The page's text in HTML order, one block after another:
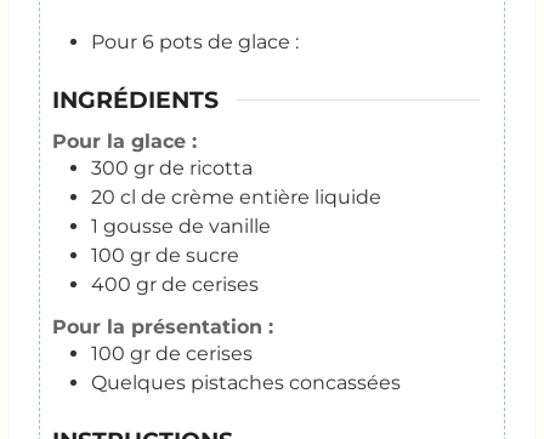
Pour 6 pots de glace :
INGRÉDIENTS
Pour la glace :
300 gr de ricotta
20 cl de crème entière liquide
1 gousse de vanille
100 gr de sucre
400 gr de cerises
Pour la présentation :
100 gr de cerises
Quelques pistaches concassées